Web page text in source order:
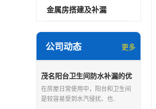
金属房搭建及补漏
公司动态 更多
茂名阳台卫生间防水补漏的优
点和缺点
在房屋日常使用中，阳台和卫生间
是较容易受到水汽侵扰、也..